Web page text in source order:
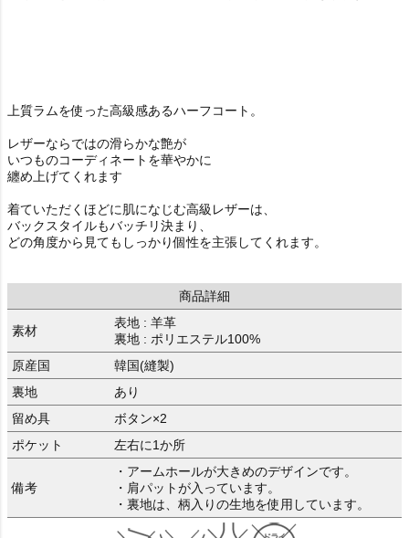
上質ラムを使った高級感あるハーフコート。
レザーならではの滑らかな艶が
いつものコーディネートを華やかに
纏め上げてくれます
着ていただくほどに肌になじむ高級レザーは、
バックスタイルもバッチリ決まり、
どの角度から見てもしっかり個性を主張してくれます。
商品詳細
素材
表地 : 羊革
裏地 : ポリエステル100%
原産国
韓国(縫製)
裏地
あり
留め具
ボタン×2
ポケット
左右に1か所
備考
・アームホールが大きめのデザインです。
・肩パットが入っています。
・裏地は、柄入りの生地を使用しています。